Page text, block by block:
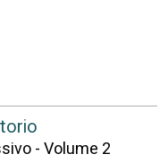
- Volume 2